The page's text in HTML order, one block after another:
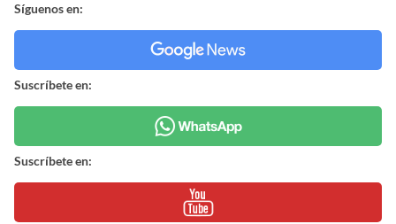
Síguenos en:
Suscríbete en:
Suscríbete en: